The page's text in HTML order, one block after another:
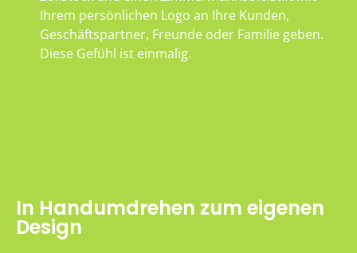
Ihrem persönlichen Logo an Ihre Kunden,
Geschäftspartner, Freunde oder Familie geben.
Diese Gefühl ist einmalig.
In Handumdrehen zum eigenen
Design